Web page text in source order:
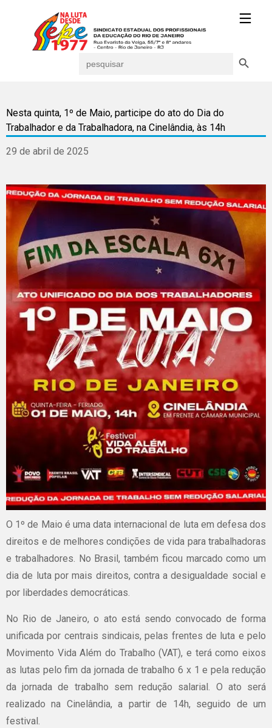
for:
Nesta quinta, 1º de Maio, participe do ato do Dia do
Trabalhador e da Trabalhadora, na Cinelândia, às 14h
29 de abril de 2025
O 1º de Maio é uma data internacional de luta em defesa dos
direitos e de melhores condições de vida para trabalhadoras
e trabalhadores. No Brasil, também ficou marcado como um
dia de luta por mais direitos, contra a desigualdade social e
por liberdades democráticas.
No Rio de Janeiro, o ato está sendo convocado de forma
unificada por centrais sindicais, pelas frentes de luta e pelo
Movimento Vida Além do Trabalho (VAT), e terá como eixos
as lutas pelo fim da jornada de trabalho 6 x 1 e pela redução
da jornada de trabalho sem redução salarial. O ato será
realizado na Cinelândia, a partir de 14h, seguido de um
festival.